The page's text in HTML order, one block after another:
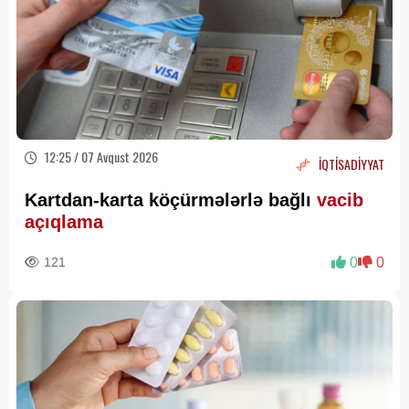
12:25 / 07 Avqust 2026 İQTİSADİYYAT
Kartdan-karta köçürmələrlə bağlı vacib
açıqlama
121 0 0